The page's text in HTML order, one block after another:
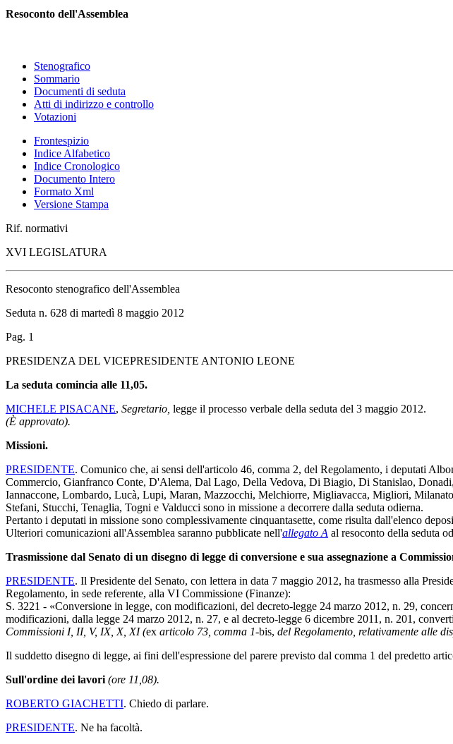
Resoconto dell'Assemblea
Stenografico
Sommario
Documenti di seduta
Atti di indirizzo e controllo
Votazioni
Frontespizio
Indice Alfabetico
Indice Cronologico
Documento Intero
Formato Xml
Versione Stampa
Rif. normativi
XVI LEGISLATURA
Resoconto stenografico dell'Assemblea
Seduta n. 628 di martedì 8 maggio 2012
Pag. 1
PRESIDENZA DEL VICEPRESIDENTE ANTONIO LEONE
La seduta comincia alle 11,05.
MICHELE PISACANE, Segretario, legge il processo verbale della seduta del 3 maggio 2012.
(È approvato).
Missioni.
PRESIDENTE. Comunico che, ai sensi dell'articolo 46, comma 2, del Regolamento, i deputati
Commercio, Gianfranco Conte, D'Alema, Dal Lago, Della Vedova, Di Biagio, Di Stanislao,
Iannaccone, Lombardo, Lucà, Lupi, Maran, Mazzocchi, Melchiorre, Migliavacca, Migliori,
Stefani, Stucchi, Tenaglia, Togni e Valducci sono in missione a decorrere dalla seduta odierna.
Pertanto i deputati in missione sono complessivamente cinquantasette, come risulta dall'elenco
Ulteriori comunicazioni all'Assemblea saranno pubblicate nell'allegato A al resoconto della seduta
Trasmissione dal Senato di un disegno di legge di conversione e sua assegnazione a
PRESIDENTE. Il Presidente del Senato, con lettera in data 7 maggio 2012, ha trasmesso alla
Regolamento, in sede referente, alla VI Commissione (Finanze):
S. 3221 - «Conversione in legge, con modificazioni, del decreto-legge 24 marzo 2012, n. 29,
modificazioni, dalla legge 24 marzo 2012, n. 27, e al decreto-legge 6 dicembre 2011, n. 201,
Commissioni I, II, V, IX, X, XI (ex articolo 73, comma 1-bis, del Regolamento, relativamente alle
Il suddetto disegno di legge, ai fini dell'espressione del parere previsto dal comma 1 del predetto
Sull'ordine dei lavori (ore 11,08).
ROBERTO GIACHETTI. Chiedo di parlare.
PRESIDENTE. Ne ha facoltà.